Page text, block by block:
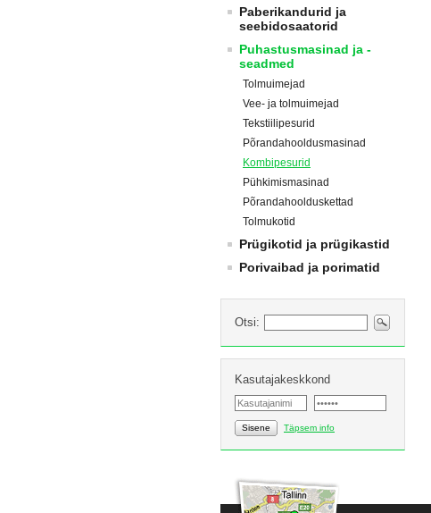
Paberikandurid ja
seebidosaatorid
Puhastusmasinad ja -
seadmed
Tolmuimejad
Vee- ja tolmuimejad
Tekstiilipesurid
Põrandahooldusmasinad
Kombipesurid
Pühkimismasinad
Põrandahoolduskettad
Tolmukotid
Prügikotid ja prügikastid
Porivaibad ja porimatid
Otsi:
Kasutajakeskkond
Sisene Täpsem info